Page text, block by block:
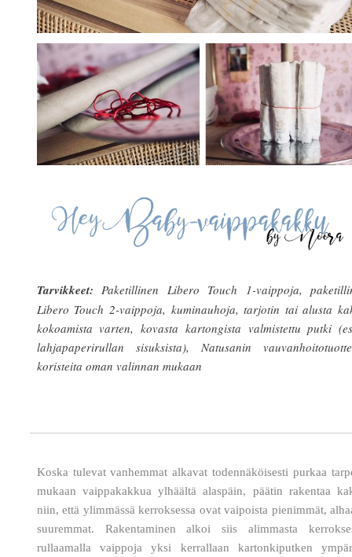
Tarvikkeet: Paketillinen Libero Touch 1-vaippoja,
Libero Touch 2-vaippoja, kuminauhoja, tarjotin tai alusta
kokoamista varten, kovasta kartongista valmistettu putki
lahjapaperirullan sisuksista), Natusanin
koristeita oman valinnan mukaan
Koska tulevat vanhemmat alkavat todennäköisesti purkaa
mukaan vaippakakkua ylhäältä alaspäin, päätin rakentaa
niin, että ylimmässä kerroksessa ovat vaipoista pienimmät,
suuremmat. Rakentaminen alkoi siis alimmasta
rullaamalla vaippoja yksi kerrallaan kartonkiputken